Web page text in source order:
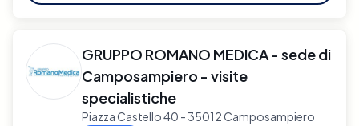
GRUPPO ROMANO MEDICA - sede di
Camposampiero - visite
specialistiche
Piazza Castello 40 - 35012 Camposampiero